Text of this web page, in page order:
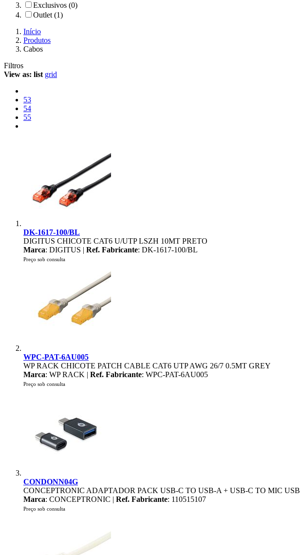
Exclusivos (0)
Outlet (1)
Início
Produtos
Cabos
Filtros
View as: list grid
53
54
55
DK-1617-100/BL
DIGITUS CHICOTE CAT6 U/UTP LSZH 10MT PRETO
Marca: DIGITUS | Ref. Fabricante: DK-1617-100/BL
Preço sob consulta
WPC-PAT-6AU005
WP RACK CHICOTE PATCH CABLE CAT6 UTP AWG 26/7 0.5MT GREY
Marca: WP RACK | Ref. Fabricante: WPC-PAT-6AU005
Preço sob consulta
CONDONN04G
CONCEPTRONIC ADAPTADOR PACK USB-C TO USB-A + USB-C TO MIC USB
Marca: CONCEPTRONIC | Ref. Fabricante: 110515107
Preço sob consulta